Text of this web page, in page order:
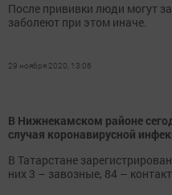
После прививки люди могут
заболеют при этом иначе.
29 ноября 2020, 13:06
В Нижнекамском районе
случая коронавирусной
В Татарстане
них 3 – завозные, 84 –